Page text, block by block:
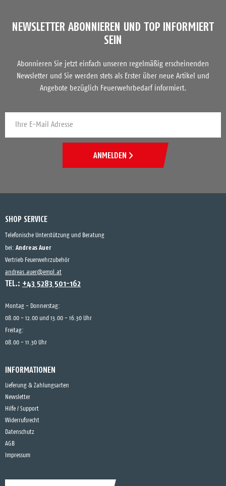
NEWSLETTER ABONNIEREN UND TOP INFORMIERT
SEIN
Abonnieren Sie jetzt einfach unseren regelmäßig erscheinenden
Newsletter und Sie werden stets als Erster über neue Artikel und
Angebote bezüglich Feuerwehrbedarf informiert.
ANMELDEN
SHOP SERVICE
Telefonische Unterstützung und Beratung
bei: Andreas Auer
Vertrieb Feuerwehrzubehör
andreas.auer@empl.at
TEL.: +43 5283 501-162
Montag - Donnerstag:
08.00 - 12.00 und 13.00 - 16.30 Uhr
Freitag:
08.00 - 11.30 Uhr
INFORMATIONEN
Lieferung & Zahlungsarten
Newsletter
Hilfe / Support
Widerrufsrecht
Datenschutz
AGB
Impressum